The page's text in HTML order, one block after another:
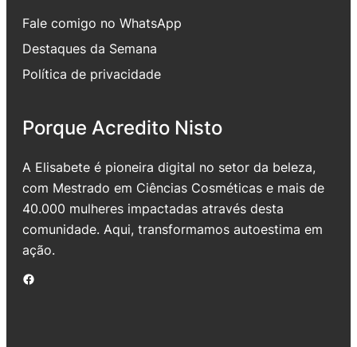
Fale comigo no WhatsApp
Destaques da Semana
Política de privacidade
Porque Acredito Nisto
A Elisabete é pioneira digital no setor da beleza,
com Mestrado em Ciências Cosméticas e mais de
40.000 mulheres impactadas através desta
comunidade. Aqui, transformamos autoestima em
ação.
Facebook